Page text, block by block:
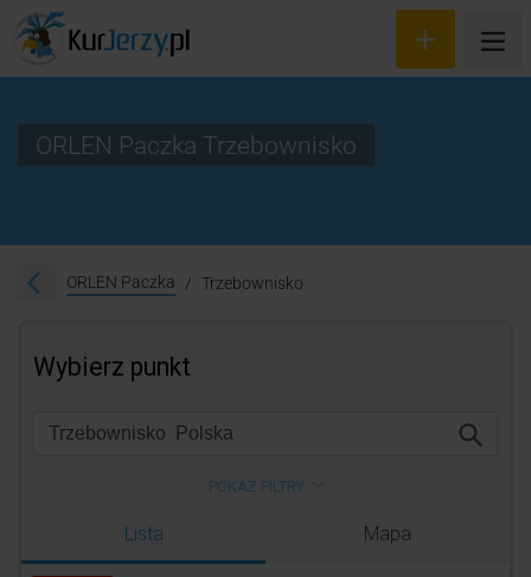
ORLEN Paczka Trzebownisko
ORLEN Paczka Trzebownisko